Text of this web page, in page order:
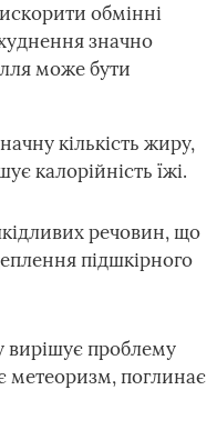
обмінні
значно
може бути
кількість жиру,
калорійність їжі.
речовин, що
підшкірного
вирішує проблему
метеоризм, поглинає